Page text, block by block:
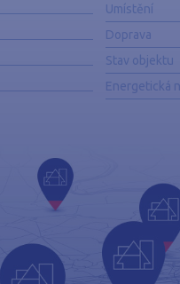
Umístění
Doprava
Stav objektu
Energetická